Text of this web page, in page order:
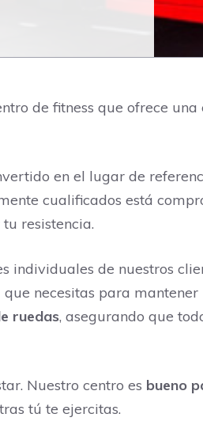
de fitness que ofrece
en el lugar de
cualificados está
resistencia.
individuales de nuestros
necesitas para
ruedas, asegurando que
Nuestro centro es bueno
tú te ejercitas.